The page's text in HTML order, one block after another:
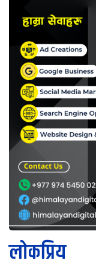
लोकप्रिय